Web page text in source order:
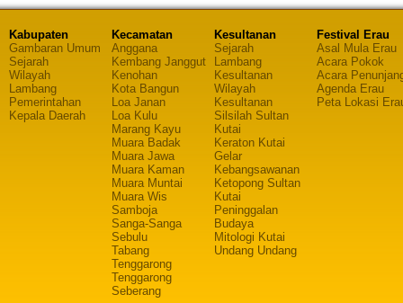
Kabupaten
Gambaran Umum
Sejarah
Wilayah
Lambang
Pemerintahan
Kepala Daerah
Kecamatan
Anggana
Kembang Janggut
Kenohan
Kota Bangun
Loa Janan
Loa Kulu
Marang Kayu
Muara Badak
Muara Jawa
Muara Kaman
Muara Muntai
Muara Wis
Samboja
Sanga-Sanga
Sebulu
Tabang
Tenggarong
Tenggarong
Seberang
Kesultanan
Sejarah
Lambang
Kesultanan
Wilayah
Kesultanan
Silsilah Sultan
Kutai
Keraton Kutai
Gelar
Kebangsawanan
Ketopong Sultan
Kutai
Peninggalan
Budaya
Mitologi Kutai
Undang Undang
Festival Erau
Asal Mula Erau
Acara Pokok
Acara
Agenda Erau
Peta Lokasi